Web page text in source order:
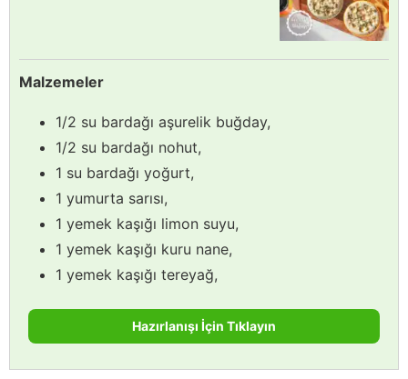
Malzemeler
1/2 su bardağı aşurelik buğday,
1/2 su bardağı nohut,
1 su bardağı yoğurt,
1 yumurta sarısı,
1 yemek kaşığı limon suyu,
1 yemek kaşığı kuru nane,
1 yemek kaşığı tereyağ,
Hazırlanışı İçin Tıklayın